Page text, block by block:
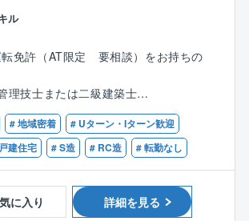
びを提供する仕事
てることは、お客様にとって、人生で
がえのない体験です。そんなお客様の
をとことん聞き、創り上げていきま
した際の、お客様からの「ありがと
言葉をいただく時、この上ないやり
ます。
りたいことにこだわりぬく。”それが、
の住宅設計建築です。
される会社」を目指し、建築部門で施
できる方を募集いたします。
事・解体工事などの建築現場で下記
いたします。
事など、これまでのご経験に合った
く予定です。
質管理
捗管理
ル
免許（AT限定 要相談）をお持ちの
理技士または二級建築士
実務経験をお持ちの方
住宅（木造）、リフォーム、改修工事
験をお持ちの方
# 地域密着
# Uターン・Iターン歓迎
建住宅 # S造 # RC造 # 転勤なし
に入り 詳細を見る